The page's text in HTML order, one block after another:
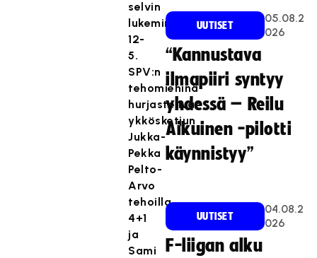
selvin
lukemin
12-
5.
SPV:n
tehomiehinä
hurjastelivat
ykkösketjun
Jukka-
Pekka
Pelto-
Arvo
tehoilla
4+1
ja
Sami
UUTISET
05.08.2
026
“Kannustava
ilmapiiri syntyy
yhdessä – Reilu
Aikuinen -pilotti
käynnistyy”
UUTISET
04.08.2
026
F-liigan alku